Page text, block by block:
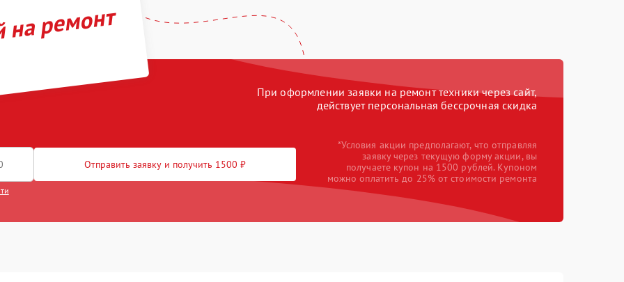
ремонт
При оформлении заявки на ремонт техники через сайт,
действует персональная бессрочная скидка
Отправить заявку и получить 1500 ₽
*Условия акции предполагают, что отправляя
заявку через текущую форму акции, вы
получаете купон на 1500 рублей. Купоном
можно оплатить до 25% от стоимости ремонта